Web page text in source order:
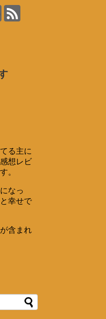
る主に
想レビ
。
なっ
幸せで
含まれ